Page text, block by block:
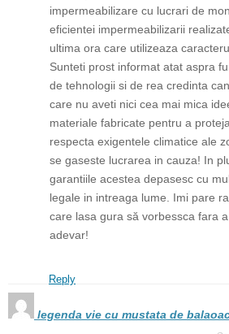
impermeabilizare cu lucrari de
eficientei impermeabilizarii
ultima ora care utilizeaza
Sunteti prost informat atat aspra
de tehnologii si de rea credinta
care nu aveti nici cea mai mica
materiale fabricate pentru a
respecta exigentele climatice ale
se gaseste lucrarea in cauza! In
garantiile acestea depasesc cu
legale in intreaga lume. Imi pare
care lasa gura să vorbessca fara
adevar!
Reply
legenda vie cu mustata de